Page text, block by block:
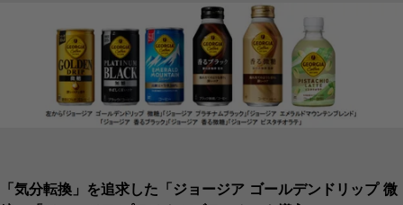
「気分転換」を追求した「ジョージア ゴールデンドリップ 微